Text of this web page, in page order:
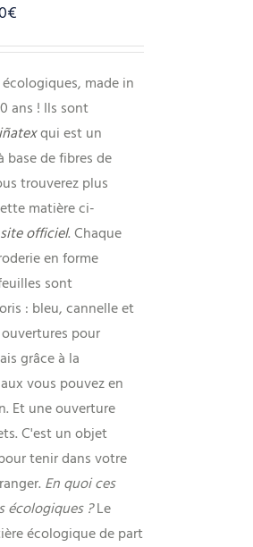
€
made in
ans ! Ils sont
qui est un
base de fibres de
trouverez plus
matière ci-
site officiel. Chaque
en forme
sont
: bleu, cannelle et
pour
grâce à la
vous pouvez en
Et une ouverture
C'est un objet
tenir dans votre
En quoi ces
écologiques ?Le
écologique de part